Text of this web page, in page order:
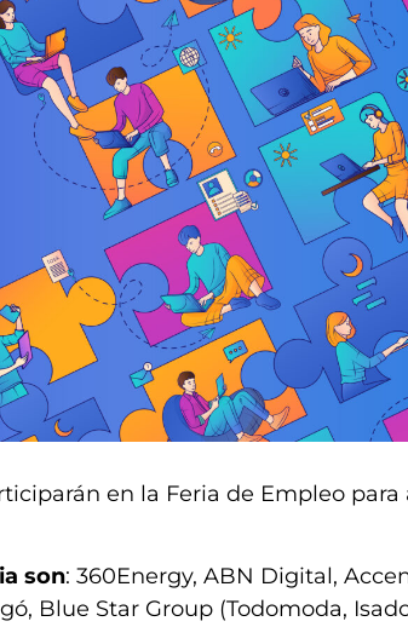
en la Feria de Empleo
son: 360Energy, ABN Digital,
Blue Star Group (Todomoda,